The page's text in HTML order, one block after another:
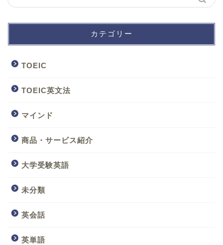
カテゴリー
TOEIC
TOEIC英文法
マインド
商品・サービス紹介
大学受験英語
未分類
英会話
英単語